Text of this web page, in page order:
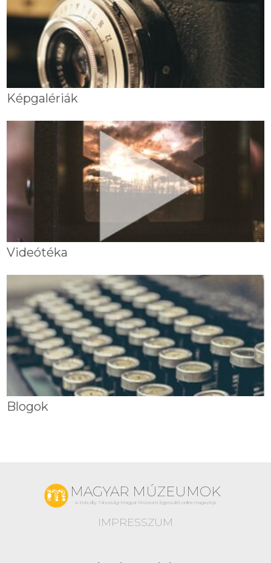
Képgalériák
Videótéka
Blogok
MAGYAR MÚZEUMOK
A Pulszky Társaság-Magyar Múzeumi Egyesület online magazinja
IMPRESSZUM